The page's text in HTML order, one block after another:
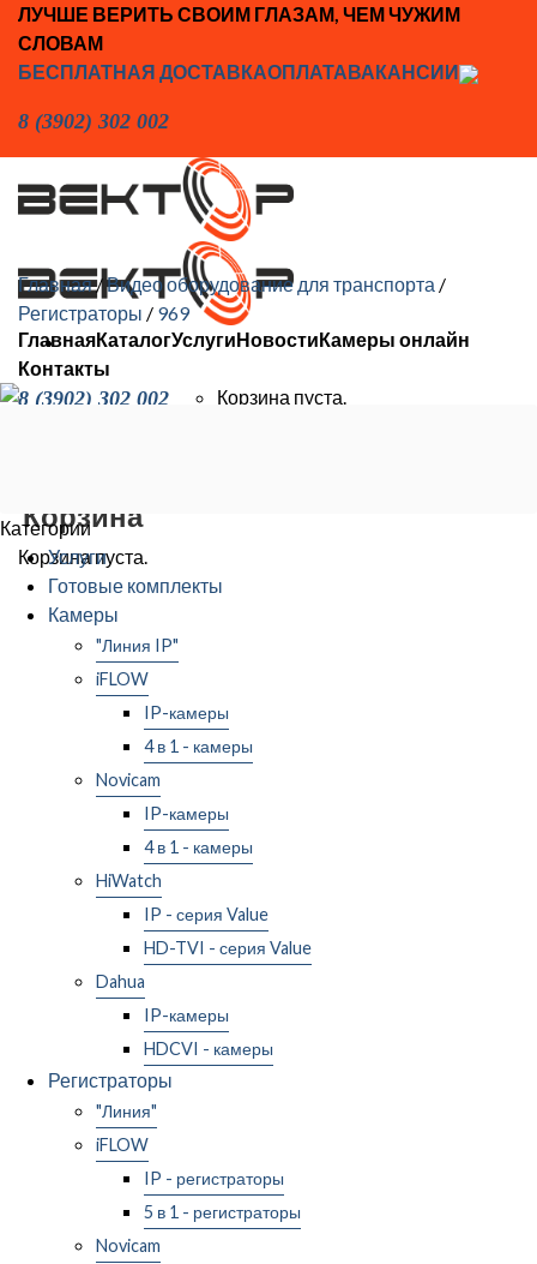
Skip
content
ЛУЧШЕ ВЕРИТЬ СВОИМ ГЛАЗАМ, ЧЕМ ЧУЖИМ
СЛОВАМ
БЕСПЛАТНАЯ ДОСТАВКАОПЛАТАВАКАНСИИ
8 (3902) 302 002
ГлавнаяКаталогУслугиНовостиКамеры онлайн
Контакты
8 (3902) 302 002 Корзина пуста.
Корзина
Корзина пуста.
Главная/Видео оборудование для транспорта /
Регистраторы / 969
Категории
Услуги
Готовые комплекты
Камеры
"Линия IP"
iFLOW
IP-камеры
4 в 1 - камеры
Novicam
IP-камеры
4 в 1 - камеры
HiWatch
IP - серия Value
HD-TVI - серия Value
Dahua
IP-камеры
HDCVI - камеры
Регистраторы
"Линия"
iFLOW
IP - регистраторы
5 в 1 - регистраторы
Novicam